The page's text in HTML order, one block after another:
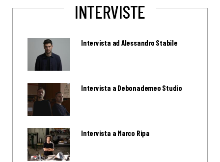
INTERVISTE
Intervista ad Alessandro Stabile
Intervista a Debonademeo Studio
Intervista a Marco Ripa